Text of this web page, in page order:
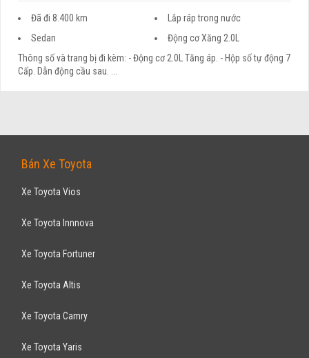
Đã đi 8.400 km
Lắp ráp trong nước
Sedan
Động cơ Xăng 2.0L
Thông số và trang bị đi kèm: - Động cơ 2.0L Tăng áp. - Hộp số tự động 7
Cấp. Dẫn động cầu sau. ...
Bán Xe Toyota
Xe Toyota Vios
Xe Toyota Innnova
Xe Toyota Fortuner
Xe Toyota Altis
Xe Toyota Camry
Xe Toyota Yaris